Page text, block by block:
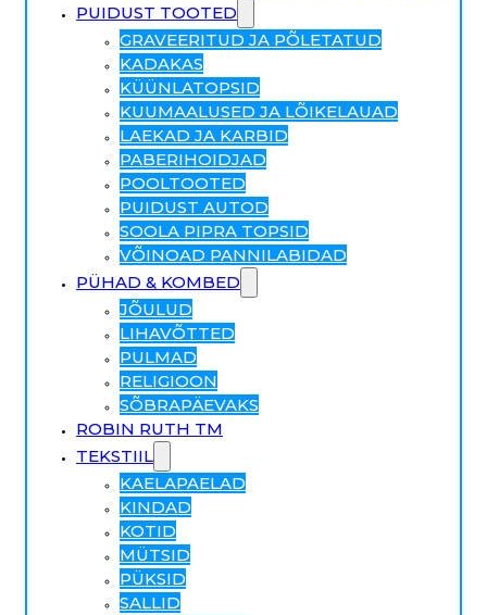
PUIDUST TOOTED
GRAVEERITUD JA PÕLETATUD
KADAKAS
KÜÜNLATOPSID
KUUMAALUSED JA LÕIKELAUAD
LAEKAD JA KARBID
PABERIHOIDJAD
POOLTOOTED
PUIDUST AUTOD
SOOLA PIPRA TOPSID
VÕINOAD PANNILABIDAD
PÜHAD & KOMBED
JÕULUD
LIHAVÕTTED
PULMAD
RELIGIOON
SÕBRAPÄEVAKS
ROBIN RUTH TM
TEKSTIIL
KAELAPAELAD
KINDAD
KOTID
MÜTSID
PÜKSID
SALLID